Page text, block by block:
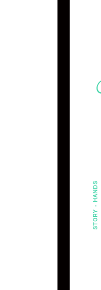
STORY -
HANDS